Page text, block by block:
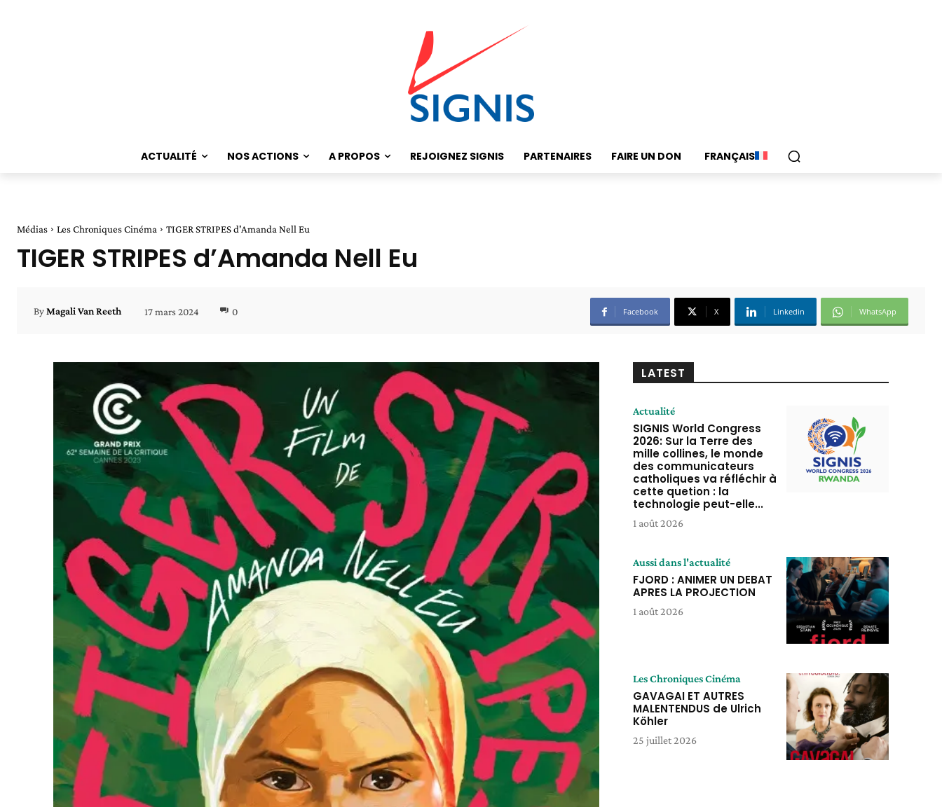
ACTUALITÉ NOS ACTIONS A PROPOS REJOIGNEZ SIGNIS PARTENAIRES FAIRE UN DON FRANÇAIS
Médias Les Chroniques Cinéma TIGER STRIPES d'Amanda Nell Eu
TIGER STRIPES d’Amanda Nell Eu
ByMagali Van Reeth 17 mars 2024 0 Facebook X Linkedin WhatsApp
LATEST
Actualité
SIGNIS World Congress
2026: Sur la Terre des
mille collines, le monde
des communicateurs
catholiques va réfléchir à
cette quetion : la
technologie peut-elle...
1 août 2026
Aussi dans l'actualité
FJORD : ANIMER UN DEBAT
APRES LA PROJECTION
1 août 2026
Les Chroniques Cinéma
GAVAGAI ET AUTRES
MALENTENDUS de Ulrich
Köhler
25 juillet 2026